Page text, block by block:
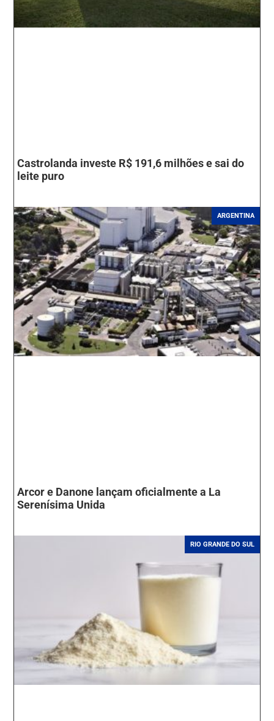
Castrolanda investe R$ 191,6 milhões e sai do
leite puro
ARGENTINA
Arcor e Danone lançam oficialmente a La
Serenísima Unida
RIO GRANDE DO SUL